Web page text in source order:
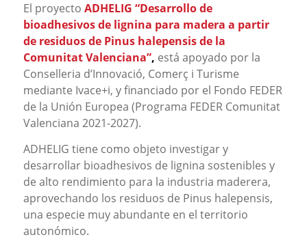
El proyecto ADHELIG “Desarrollo de
bioadhesivos de lignina para madera a partir
de residuos de Pinus halepensis de la
Comunitat Valenciana”, está apoyado por la
Conselleria d’Innovació, Comerç i Turisme
mediante Ivace+i, y financiado por el Fondo FEDER
de la Unión Europea (Programa FEDER Comunitat
Valenciana 2021-2027).
ADHELIG tiene como objeto investigar y
desarrollar bioadhesivos de lignina sostenibles y
de alto rendimiento para la industria maderera,
aprovechando los residuos de Pinus halepensis,
una especie muy abundante en el territorio
autonómico.